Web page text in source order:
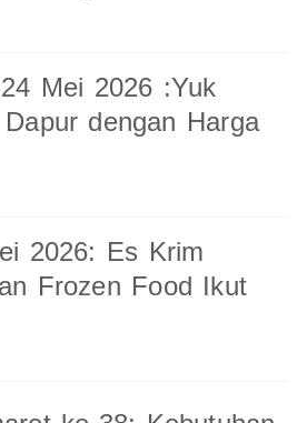
Mei 2026 :Yuk
dengan Harga
2026: Es Krim
Frozen Food Ikut